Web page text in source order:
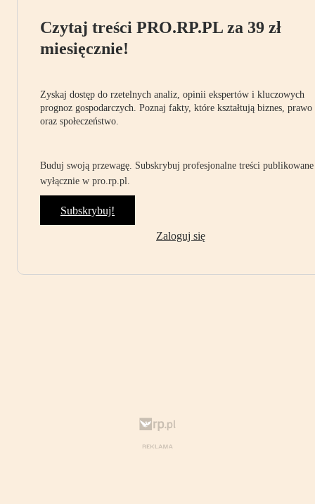
Czytaj treści PRO.RP.PL za 39 zł
miesięcznie!
Zyskaj dostęp do rzetelnych analiz, opinii ekspertów i kluczowych
prognoz gospodarczych. Poznaj fakty, które kształtują biznes, prawo
oraz społeczeństwo.
Buduj swoją przewagę. Subskrybuj profesjonalne treści publikowane
wyłącznie w pro.rp.pl.
Subskrybuj!
Zaloguj się